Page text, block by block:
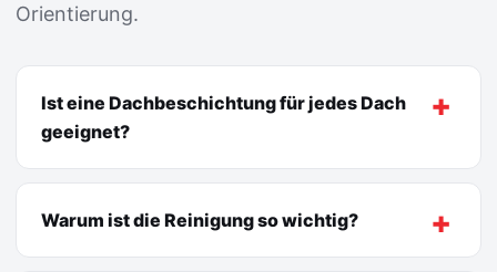
Orientierung.
Ist eine Dachbeschichtung für jedes Dach
geeignet?
Warum ist die Reinigung so wichtig?